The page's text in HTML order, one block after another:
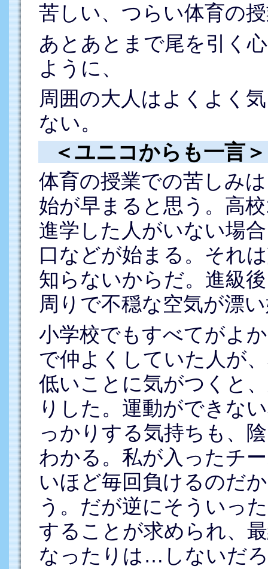
苦しい、つらい体育の
あとあとまで尾を引く
ように、
周囲の大人はよくよく
ない。
＜ユニコからも一言＞
体育の授業での苦しみ
始が早まると思う。高
進学した人がいない場
口などが始まる。それ
知らないからだ。進級
周りで不穏な空気が漂
小学校でもすべてがよ
で仲よくしていた人が
低いことに気がつくと
りした。運動ができな
っかりする気持ちも、
わかる。私が入ったチ
いほど毎回負けるのだ
う。だが逆にそういっ
することが求められ、
なったりは…しないだ